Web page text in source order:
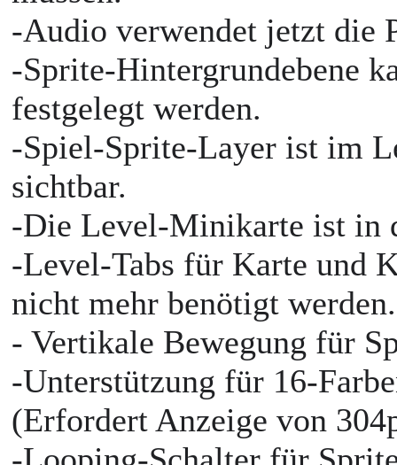
-Audio verwendet jetzt
-Sprite-Hintergrundebene
festgelegt werden.
-Spiel-Sprite-Layer ist im
sichtbar.
-Die Level-Minikarte ist in
-Level-Tabs für Karte und
nicht mehr benötigt
- Vertikale Bewegung für
-Unterstützung für 16-
(Erfordert Anzeige von